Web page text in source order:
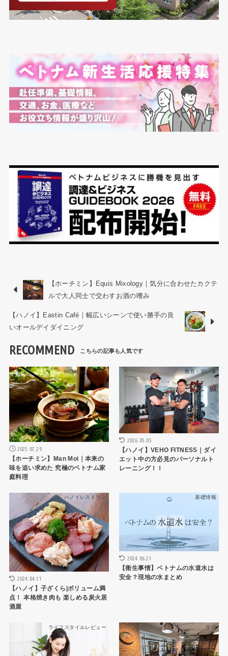
【ホーチミン】Equis Mixology｜気分に合わせたカクテ
ルで大人同士で交わすお酒の嗜み
【ハノイ】Eastin Café｜幅広いシーンで使い勝手の良
いオールデイダイニング
RECOMMEND
HCMCレストラン
2025.07.29
【ホーチミン】Man Moi｜本来の
味を追い求めた 究極のベトナム家
庭料理
教育・習い事
2026.05.05
【ハノイ】VEHO FITNESS｜ダイ
エット中の方必見のパーソナルト
レーニング！！
ハノイレストラン
2024.04.11
【ハノイ】子ざくら|ボリューム満
点！ 本格焼き肉も 楽しめる炭火居
酒屋
基礎情報
2024.06.21
【衛生事情】ベトナムの水道水は
安全？現地の水まとめ
ライフスタイルレビュー 生活